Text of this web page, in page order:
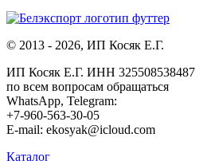
© 2013 - 2026, ИП Косяк Е.Г.
ИП Косяк Е.Г. ИНН 325508538487
по всем вопросам обращаться
WhatsApp, Telegram:
+7-960-563-30-05
E-mail: ekosyak@icloud.com
Каталог